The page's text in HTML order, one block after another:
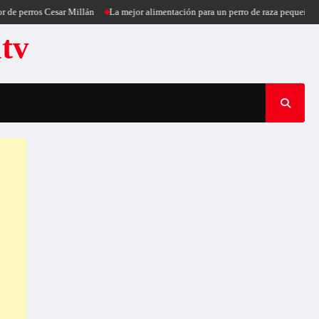
Cesar Millán La mejor alimentación para un perro de raza pequeña